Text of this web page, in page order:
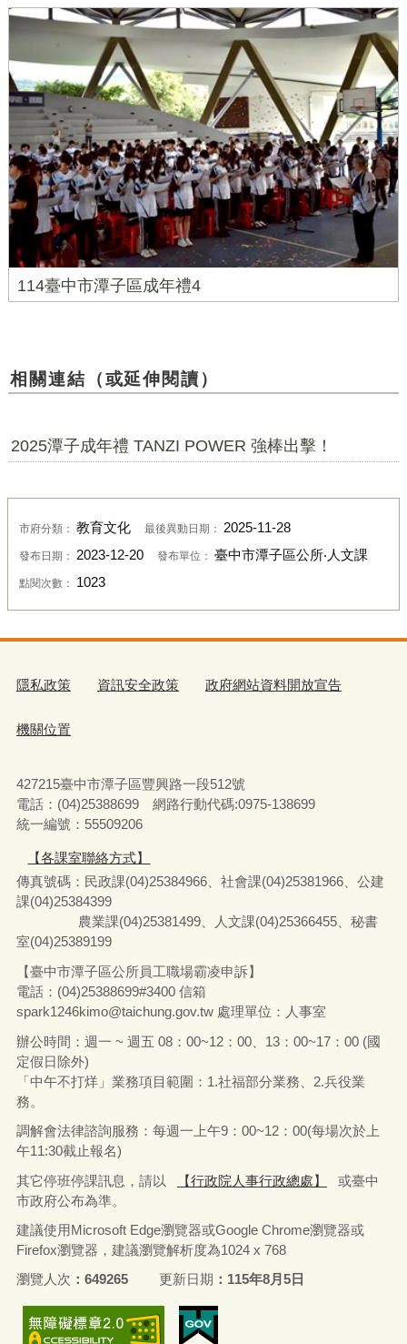
114臺中市潭子區成年禮4
相關連結（或延伸閱讀）
2025潭子成年禮 TANZI POWER 強棒出擊！
市府分類： 教育文化 最後異動日期： 2025-11-28
發布日期： 2023-12-20 發布單位： 臺中市潭子區公所‧人文課
點閱次數： 1023
隱私政策 資訊安全政策 政府網站資料開放宣告
機關位置
427215臺中市潭子區豐興路一段512號
電話：(04)25388699 網路行動代碼:0975-138699
統一編號：55509206
【各課室聯絡方式】
傳真號碼：民政課(04)25384966、社會課(04)25381966、公建
課(04)25384399
農業課(04)25381499、人文課(04)25366455、秘書
室(04)25389199
【臺中市潭子區公所員工職場霸凌申訴】
電話：(04)25388699#3400 信箱
spark1246kimo@taichung.gov.tw 處理單位：人事室
辦公時間：週一 ~ 週五 08：00~12：00、13：00~17：00 (國
定假日除外)
「中午不打烊」業務項目範圍：1.社福部分業務
2.兵役業
務。
調解會法律諮詢服務：每週一上午9：00~12：00(每場次於上
午11:30截止報名)
其它停班停課訊息，請以
【行政院人事行政總處】
或臺中
市政府公布為準。
建議使用Microsoft Edge瀏覽器或Google Chrome瀏覽器或
Firefox瀏覽器，建議瀏覽解析度為1024 x 768
瀏覽人次
649265 更新日期 115年8月5日